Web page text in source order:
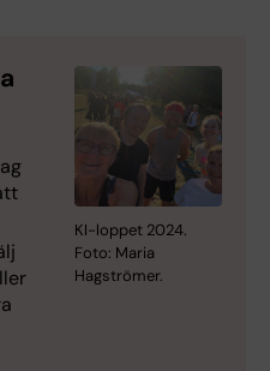
KI-loppet 2024.
Foto: Maria
Hagströmer.